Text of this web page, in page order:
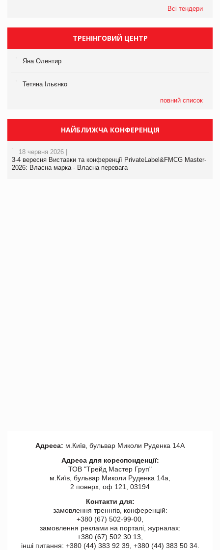
Всі тендери
ТРЕНІНГОВИЙ ЦЕНТР
Яна Олентир
Тетяна Ільєнко
повний список
НАЙБЛИЖЧА КОНФЕРЕНЦІЯ
18 червня 2026 |
3-4 вересня Виставки та конференції PrivateLabel&FMCG Master-
2026: Власна марка - Власна перевага
Адреса: м.Київ, бульвар Миколи Руденка 14А
Адреса для кореспонденції:
ТОВ "Tрейд Мастер Груп"
м.Київ, бульвар Миколи Руденка 14а,
2 поверх, оф 121, 03194
Контакти для:
замовлення треннгів, конференцій:
+380 (67) 502-99-00,
замовлення реклами на порталі, журналах:
+380 (67) 502 30 13,
інші питання: +380 (44) 383 92 39, +380 (44) 383 50 34.